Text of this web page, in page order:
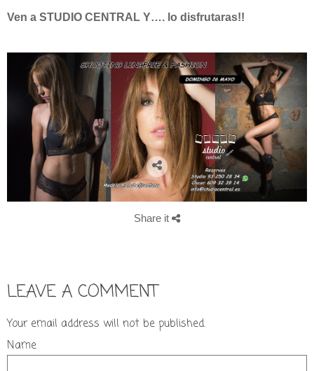
Ven a STUDIO CENTRAL Y…. lo disfrutaras!!
Share it
LEAVE A COMMENT
Your email address will not be published.
Name